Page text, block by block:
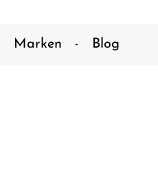
Marken Blog